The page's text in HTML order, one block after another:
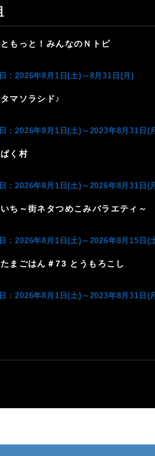
もっと！みんなのＮトピ
：2026年8月1日(土)～8月31日(月)
マソラシド♪
：2026年8月1日(土)～2023年8月31日(
く村
：2026年8月1日(土)～2026年8月31日(
ち～街ネタつめこみバラエティ～
：2026年8月1日(土)～2026年8月15日(
まごはん＃73 とうもろこし
：2026年8月1日(土)～2023年8月31日(